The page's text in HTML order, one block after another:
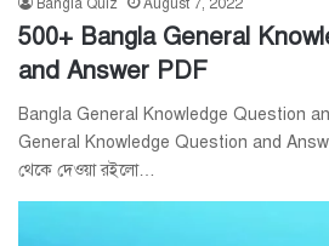
500+ Bangla General
and Answer PDF
Bangla General Knowledge Question
General Knowledge Question and
থেকে দেওয়া রইলো…